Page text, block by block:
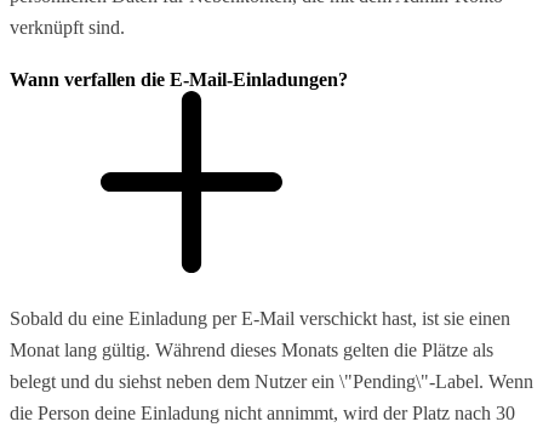
verknüpft sind.
Wann verfallen die E-Mail-Einladungen?
Sobald du eine Einladung per E-Mail verschickt hast, ist sie einen
Monat lang gültig. Während dieses Monats gelten die Plätze als
belegt und du siehst neben dem Nutzer ein \"Pending\"-Label. Wenn
die Person deine Einladung nicht annimmt, wird der Platz nach 30